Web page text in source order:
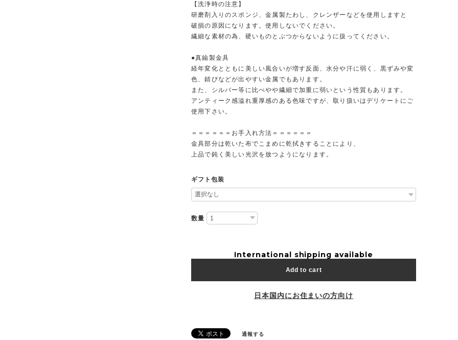
【洗浄時の注意】
研磨剤入りのスポンジ、金属製たわし、クレンザーなどを使用しますと
破損の原因になります。使用しないでください。
繊細な素材の為、硬いものとぶつからないように扱ってください。
●真鍮製金具
経年変化とともに美しい風合いが増す反面、水分や汗に弱く、黒ずみや変
色、錆びなどが出やすい金属でもあります。
また、シルバー等に比べやや繊細で加重に弱いという性質もあります。
アンティーク感溢れ重厚感のある色味ですが、取り扱いはデリケートにご
使用下さい。
＝＝＝＝＝＝お手入れ方法＝＝＝＝＝＝
金具部分は乾いた布でこまめに乾拭きすることにより、
上品で鈍く美しい光沢を放つようになります。
ギフト包装
数量
International shipping available
Add to cart
日本国内にお住まいの方向け
通報する